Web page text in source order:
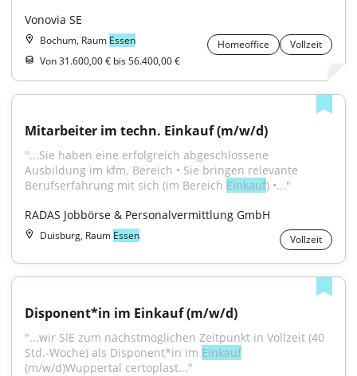
Vonovia SE
Bochum, Raum Essen Homeoffice
Vollzeit
Von 31.600,00 € bis 56.400,00 €
Mitarbeiter im techn. Einkauf (m/w/d)
"...Sie haben eine erfolgreich abgeschlossene
Ausbildung im kfm. Bereich • Sie bringen relevante
Berufserfahrung mit sich (im Bereich Einkauf) •..."
RADAS Jobbörse & Personalvermittlung GmbH
Duisburg, Raum Essen Vollzeit
Disponent*in im Einkauf (m/w/d)
"...wir SIE zum nächstmöglichen Zeitpunkt in Vollzeit (40
Std.-Woche) als Disponent*in im Einkauf
(m/w/d)Wuppertal certoplast..."